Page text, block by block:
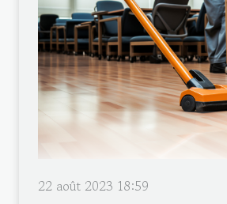
22 août 2023 18:59